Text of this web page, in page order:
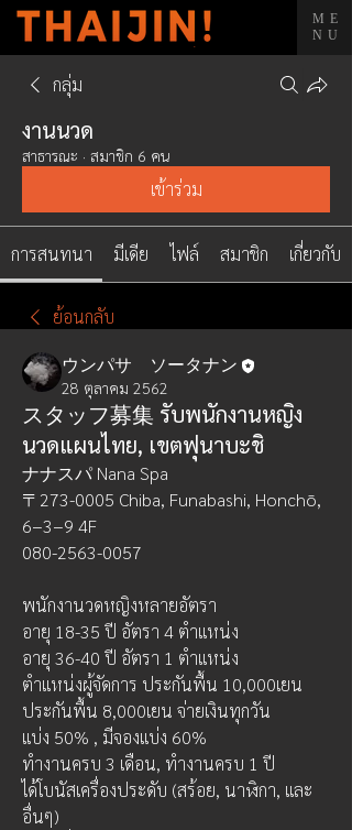
ME
NU
กลุ่ม
งานนวด
สาธารณะ · สมาชิก 6 คน
เข้าร่วม
การสนทนา มีเดีย ไฟล์ สมาชิก เกี่ยวกับ
ย้อนกลับ
ウンパサ ソータナン
28 ตุลาคม 2562
スタッフ募集 รับพนักงานหญิง
นวดแผนไทย, เขตฟุนาบะชิ
ナナスパ Nana Spa
〒273-0005 Chiba, Funabashi, Honchō,
6−3−9 4F
080-2563-0057
พนักงานวดหญิงหลายอัตรา
อายุ 18-35 ปี อัตรา 4 ตำแหน่ง
อายุ 36-40 ปี อัตรา 1 ตำแหน่ง
ตำแหน่งผู้จัดการ ประกันพื้น 10,000เยน
ประกันพื้น 8,000เยน จ่ายเงินทุกวัน
แบ่ง 50% , มีจองแบ่ง 60%
ทำงานครบ 3 เดือน, ทำงานครบ 1 ปี
ได้โบนัสเครื่องประดับ (สร้อย, นาฬิกา, และ
อื่นๆ)